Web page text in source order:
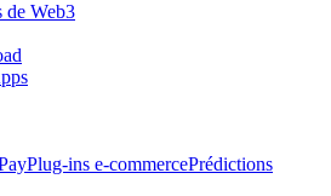
de Web3
Plug-ins e-commercePrédictions